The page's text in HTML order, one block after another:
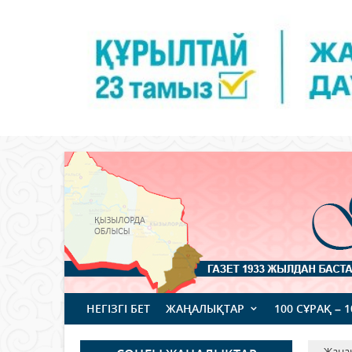
НЕГІЗГІ БЕТ ЖАҢАЛЫҚТАР 100 СҰРАҚ –